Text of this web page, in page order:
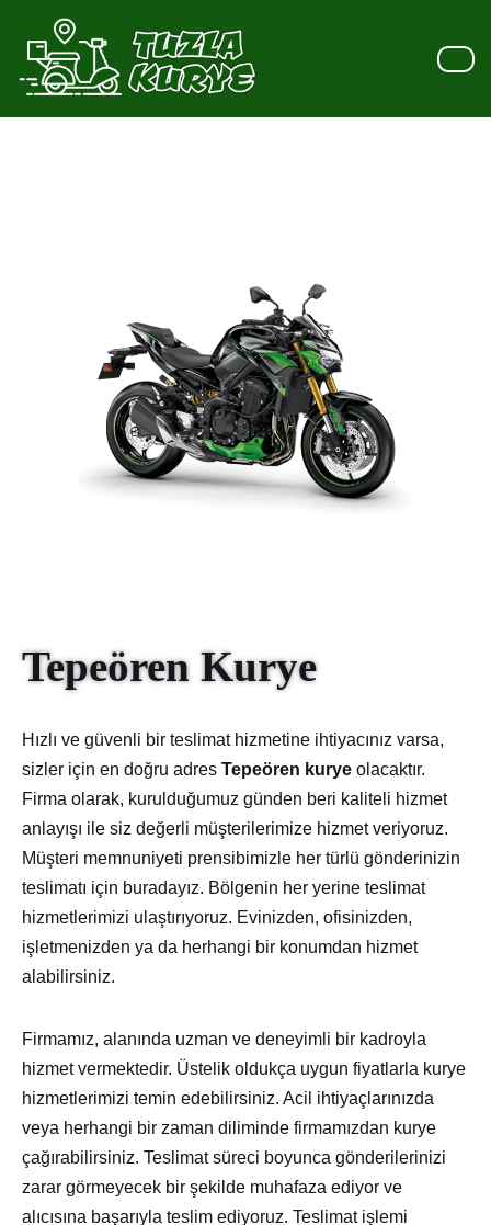
İçeriğe
geç
Tepeören Kurye
Hızlı ve güvenli bir teslimat hizmetine ihtiyacınız varsa,
sizler için en doğru adresTepeören kurye olacaktır.
Firma olarak, kurulduğumuz günden beri kaliteli hizmet
anlayışı ile siz değerli müşterilerimize hizmet veriyoruz.
Müşteri memnuniyeti prensibimizle her türlü gönderinizin
teslimatı için buradayız. Bölgenin her yerine teslimat
hizmetlerimizi ulaştırıyoruz. Evinizden, ofisinizden,
işletmenizden ya da herhangi bir konumdan hizmet
alabilirsiniz.
Firmamız, alanında uzman ve deneyimli bir kadroyla
hizmet vermektedir. Üstelik oldukça uygun fiyatlarla kurye
hizmetlerimizi temin edebilirsiniz. Acil ihtiyaçlarınızda
veya herhangi bir zaman diliminde firmamızdan kurye
çağırabilirsiniz. Teslimat süreci boyunca gönderilerinizi
zarar görmeyecek bir şekilde muhafaza ediyor ve
alıcısına başarıyla teslim ediyoruz. Teslimat işlemi